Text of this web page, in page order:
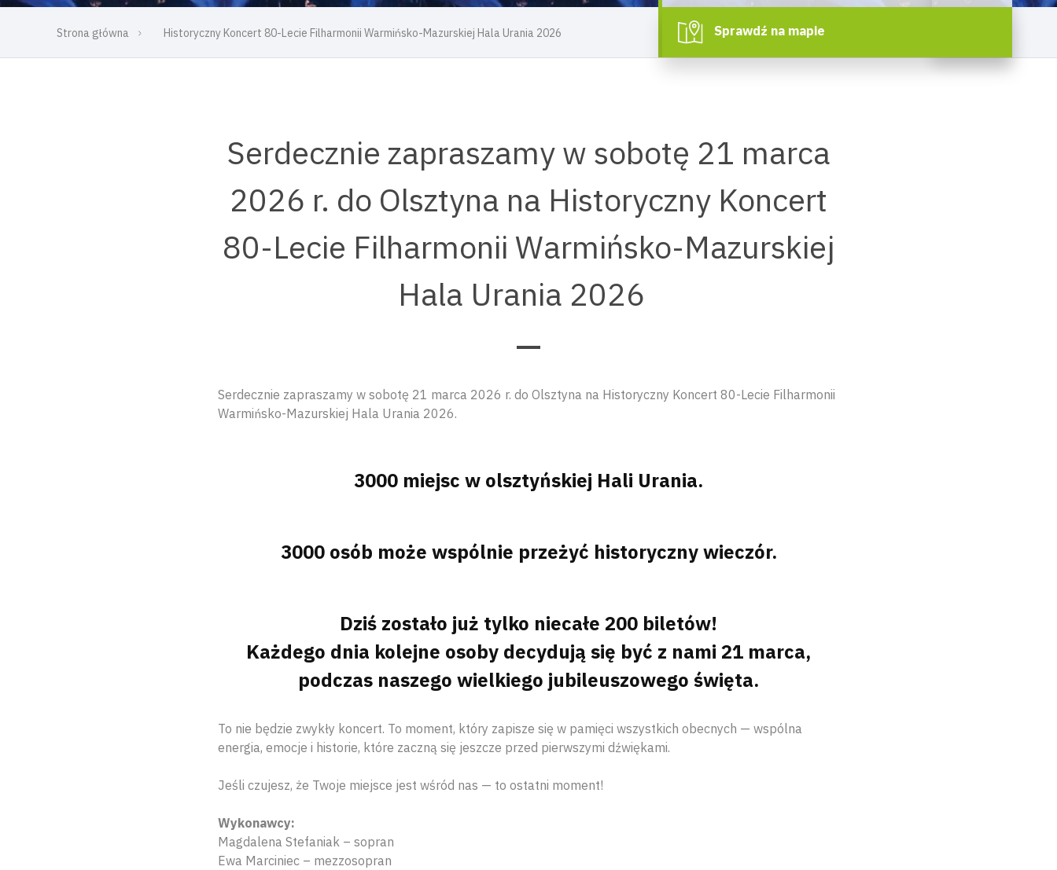
Strona główna Historyczny Koncert 80-Lecie Filharmonii Warmińsko-Mazurskiej Hala Urania 2026 Sprawdź na mapie
Serdecznie zapraszamy w sobotę 21 marca
2026 r. do Olsztyna na Historyczny Koncert
80-Lecie Filharmonii Warmińsko-Mazurskiej
Hala Urania 2026
Serdecznie zapraszamy w sobotę 21 marca 2026 r. do Olsztyna na Historyczny Koncert 80-Lecie Filharmonii
Warmińsko-Mazurskiej Hala Urania 2026.
3000 miejsc w olsztyńskiej Hali Urania.
3000 osób może wspólnie przeżyć historyczny wieczór.
Dziś zostało już tylko niecałe 200 biletów!
Każdego dnia kolejne osoby decydują się być z nami 21 marca,
podczas naszego wielkiego jubileuszowego święta.
To nie będzie zwykły koncert. To moment, który zapisze się w pamięci wszystkich obecnych — wspólna
energia, emocje i historie, które zaczną się jeszcze przed pierwszymi dźwiękami.
Jeśli czujesz, że Twoje miejsce jest wśród nas — to ostatni moment!
Wykonawcy:
Magdalena Stefaniak – sopran
Ewa Marciniec – mezzosopran